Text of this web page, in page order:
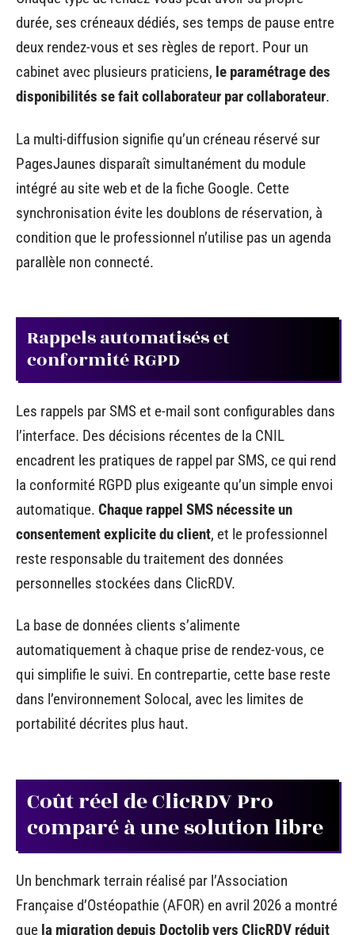
durée, ses créneaux dédiés, ses temps de pause entre
deux rendez-vous et ses règles de report. Pour un
cabinet avec plusieurs praticiens, le paramétrage des
disponibilités se fait collaborateur par collaborateur.
La multi-diffusion signifie qu’un créneau réservé sur
PagesJaunes disparaît simultanément du module
intégré au site web et de la fiche Google. Cette
synchronisation évite les doublons de réservation, à
condition que le professionnel n’utilise pas un agenda
parallèle non connecté.
Rappels automatisés et
conformité RGPD
Les rappels par SMS et e-mail sont configurables dans
l’interface. Des décisions récentes de la CNIL
encadrent les pratiques de rappel par SMS, ce qui rend
la conformité RGPD plus exigeante qu’un simple envoi
automatique. Chaque rappel SMS nécessite un
consentement explicite du client, et le professionnel
reste responsable du traitement des données
personnelles stockées dans ClicRDV.
La base de données clients s’alimente
automatiquement à chaque prise de rendez-vous, ce
qui simplifie le suivi. En contrepartie, cette base reste
dans l’environnement Solocal, avec les limites de
portabilité décrites plus haut.
Coût réel de ClicRDV Pro
comparé à une solution libre
Un benchmark terrain réalisé par l’Association
Française d’Ostéopathie (AFOR) en avril 2026 a montré
que la migration depuis Doctolib vers ClicRDV réduit